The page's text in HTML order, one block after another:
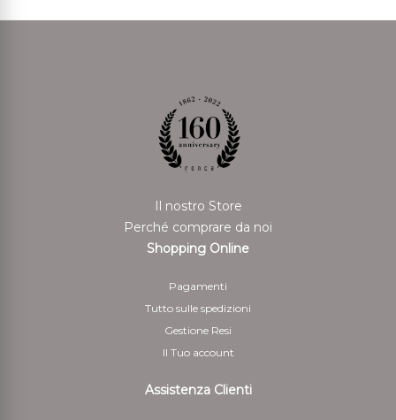
Il nostro Store
Perché comprare da noi
Shopping Online
Pagamenti
Tutto sulle spedizioni
Gestione Resi
Il Tuo account
Assistenza Clienti